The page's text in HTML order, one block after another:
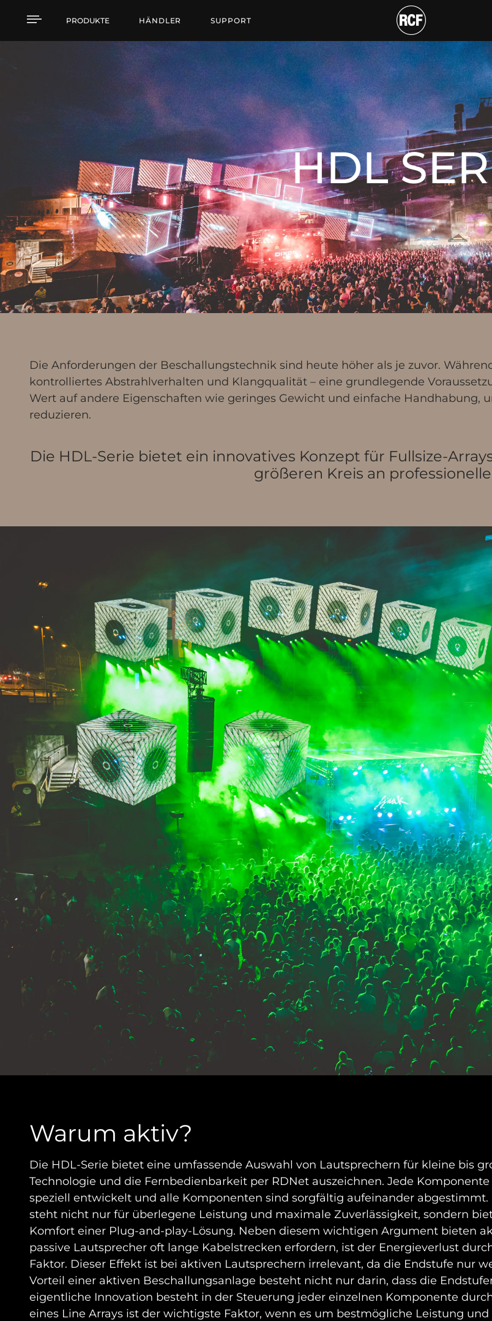
HDL Series
PRODUKTE HÄNDLER SUPPORT
HDL
Die Anforderungen der Beschallungstechnik sind heute höher als je zuvor.
kontrolliertes Abstrahlverhalten und Klangqualität – eine grundlegende
Wert auf andere Eigenschaften wie geringes Gewicht und einfache Handhabung,
reduzieren.
Die HDL-Serie bietet ein innovatives Konzept für Fullsize-
größeren Kreis an
Warum aktiv?
Die HDL-Serie bietet eine umfassende Auswahl von Lautsprechern für kleine bis
Technologie und die Fernbedienbarkeit per RDNet auszeichnen. Jede
speziell entwickelt und alle Komponenten sind sorgfältig aufeinander
steht nicht nur für überlegene Leistung und maximale Zuverlässigkeit, sondern
Komfort einer Plug-and-play-Lösung. Neben diesem wichtigen Argument bieten
passive Lautsprecher oft lange Kabelstrecken erfordern, ist der Energieverlust
Faktor. Dieser Effekt ist bei aktiven Lautsprechern irrelevant, da die Endstufe nur
Vorteil einer aktiven Beschallungsanlage besteht nicht nur darin, dass die
eigentliche Innovation besteht in der Steuerung jeder einzelnen Komponente
eines Line Arrays ist der wichtigste Faktor, wenn es um bestmögliche Leistung